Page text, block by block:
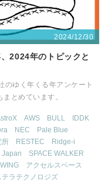
2024/12/30
2024年のトピックと
ゆく年くる年アンケート
とめています。
AWS BULL
IDDK
NEC
Pale Blue
所 RESTEC
Ridge-i
Japan
SPACE WALKER
アクセルスペース
テラテクノロジズ